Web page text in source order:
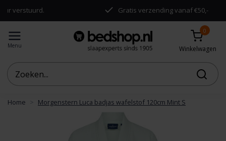
Gratis verzending vanaf €50,-
Menu
0
Winkelwagen
Home Morgenstern Luca badjas wafelstof 120cm Mint S